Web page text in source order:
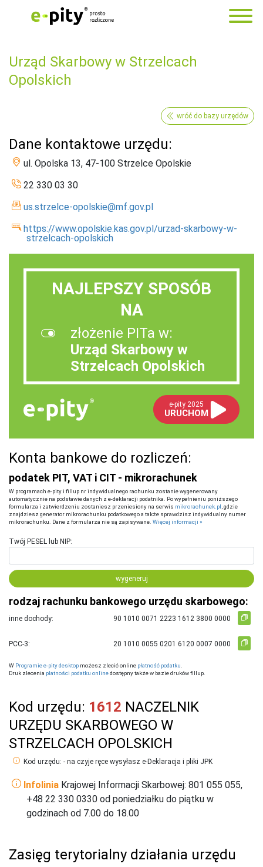
Urząd Skarbowy w Strzelcach
Opolskich
wróć do bazy urzędów
Dane kontaktowe urzędu:
ul. Opolska 13, 47-100 Strzelce Opolskie
22 330 03 30
us.strzelce-opolskie@mf.gov.pl
https://www.opolskie.kas.gov.pl/urzad-skarbowy-w-
strzelcach-opolskich
NAJLEPSZY SPOSÓB
NA
złożenie PITa w:
Urząd Skarbowy w
Strzelcach Opolskich
e-pity 2025
URUCHOM
Konta bankowe do rozliczeń:
podatek PIT, VAT i CIT - mikrorachunek
W programach e-pity i fillup nr indywidualnego rachunku zostanie wygenerowany
automatycznie na podstawie danych z e-deklaracji podatnika. Po wypełnieniu poniższego
formularza i zatwierdzeniu zostaniesz przeniesiony na serwis mikrorachunek.pl , gdzie
znajdziesz generator mikrorachunku podatkowego a także sprawdzisz indywidualny numer
mikrorachunku. Dane z formularza nie są zapisywane. Więcej informacji »
Twój PESEL lub NIP:
wygeneruj
rodzaj rachunku bankowego urzędu skarbowego:
inne dochody:
PCC-3:
W Programie e-pity desktop możesz zlecić online płatność podatku
Druk zlecenia płatności podatku onlinedostępny także w bazie druków fillup.
Kod urzędu: 1612 NACZELNIK
URZĘDU SKARBOWEGO W
STRZELCACH OPOLSKICH
Kod urzędu: - na czyje ręce wysyłasz e-Deklaracja i pliki JPK
Infolinia Krajowej Informacji Skarbowej: 801 055 055,
+48 22 330 0330 od poniedziałku do piątku w
godzinach od 7.00 do 18.00
Zasięg terytorialny działania urzędu